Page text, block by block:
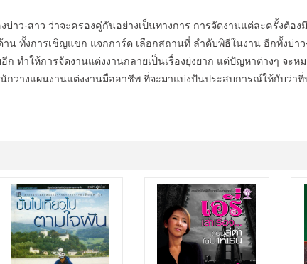
บ่าว-สาว ว่าจะครองคู่กันอย่างเป็นทางการ การจัดงานแต่ละครั้งต้อ
าน ทั้งการเชิญแขก แจกการ์ด เลือกสถานที่ ลำดับพิธีในงาน อีกทั้งบ่า
ก ทำให้การจัดงานแต่งงานกลายเป็นเรื่องยุ่งยาก แต่ปัญหาต่างๆ จะห
กวางแผนงานแต่งงานมืออาชีพ ที่จะมาแบ่งปันประสบการณ์ให้กับว่า